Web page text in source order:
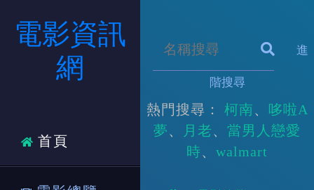
電影資訊
網
首頁
進
階搜尋
熱門搜尋： 柯南
哆啦A
夢
月老
當男人戀愛
時
walmart